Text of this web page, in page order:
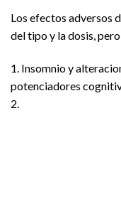
Los efectos adversos
del tipo y la dosis,
1. Insomnio y
potenciadores
2.